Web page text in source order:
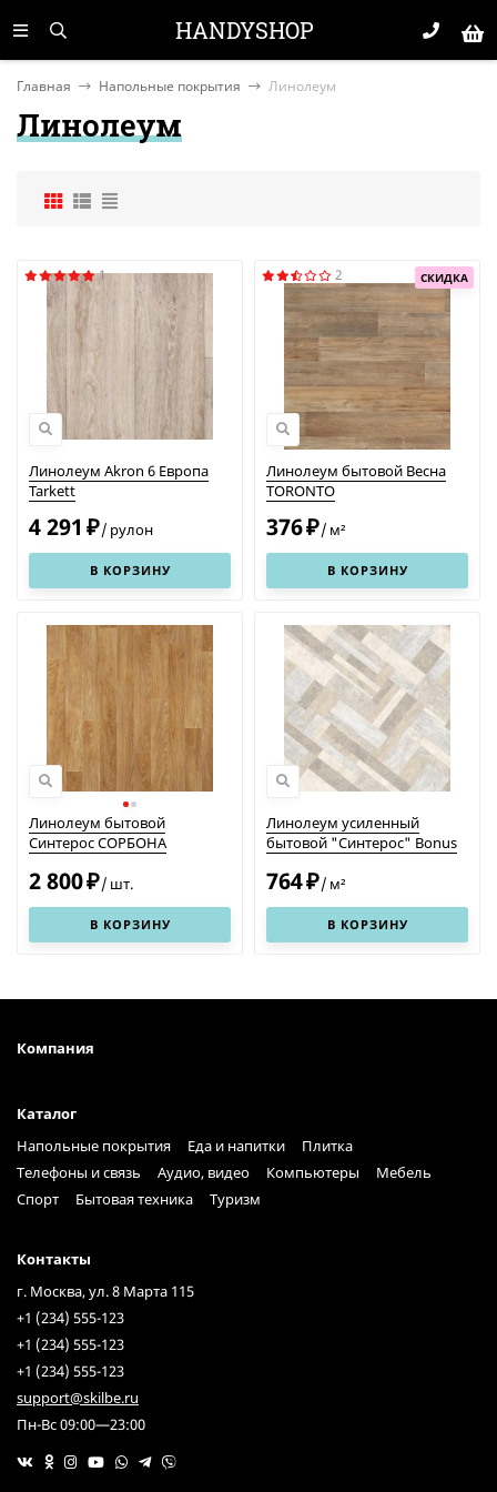
HANDYSHOP
Главная Напольные покрытия Линолеум
Линолеум
1
Линолеум Akron 6 Европа
Tarkett
В КОРЗИНУ
4 291 ₽/ рулон
2 СКИДКА
Линолеум бытовой Весна
TORONTO
В КОРЗИНУ
376₽/ м²
Линолеум бытовой
Синтерос СОРБОНА
В КОРЗИНУ
2 800₽/ шт.
Линолеум усиленный
бытовой "Синтерос" Bonus
В КОРЗИНУ
764₽/ м²
Компания
Каталог
Напольные покрытия
Еда и напитки
Плитка
Телефоны и связь
Аудио, видео Компьютеры
Мебель
Спорт
Бытовая техника Туризм
Контакты
г. Москва, ул. 8 Марта 115
+1 (234) 555-123
+1 (234) 555-123
+1 (234) 555-123
support@skilbe.ru
Пн-Вс 09:00—23:00